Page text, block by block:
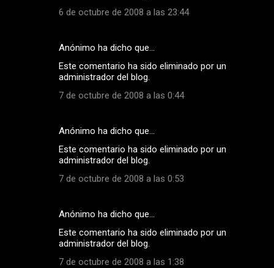
6 de octubre de 2008 a las 23:44
Anónimo ha dicho que…
Este comentario ha sido eliminado por un
administrador del blog.
7 de octubre de 2008 a las 0:44
Anónimo ha dicho que…
Este comentario ha sido eliminado por un
administrador del blog.
7 de octubre de 2008 a las 0:53
Anónimo ha dicho que…
Este comentario ha sido eliminado por un
administrador del blog.
7 de octubre de 2008 a las 1:38